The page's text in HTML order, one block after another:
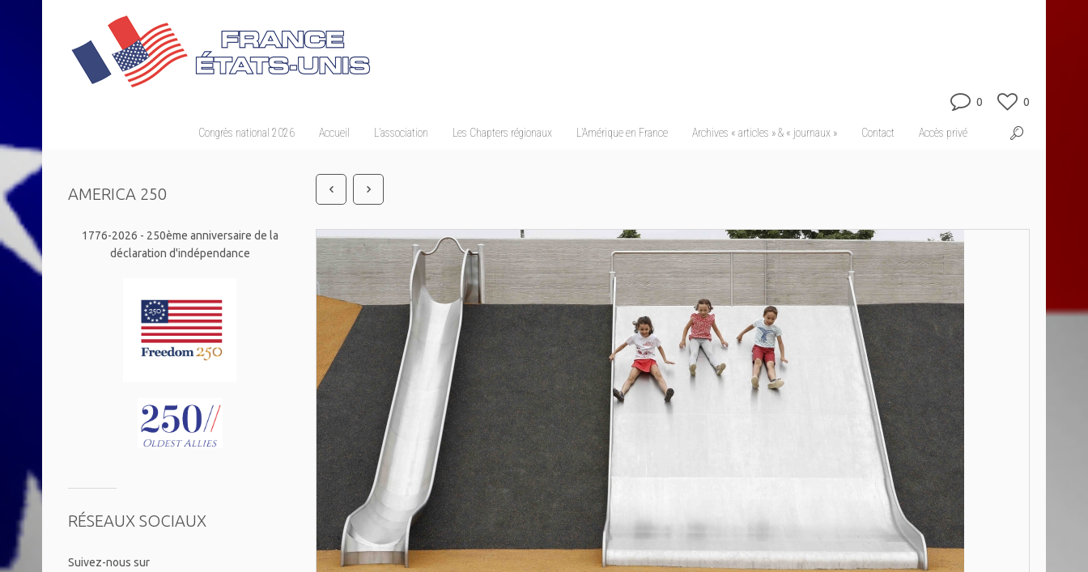
Congrès national 2026 Accueil L’association Les Chapters régionaux L’Amérique en France Archives « articles » & « journaux » Contact Accès privé
0 0
AMERICA 250
1776-2026 - 250ème anniversaire de la
déclaration d'indépendance
RÉSEAUX SOCIAUX
​Suivez-nous sur